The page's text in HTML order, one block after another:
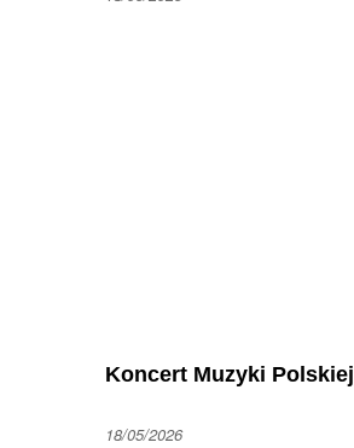
Koncert Muzyki
18/05/2026